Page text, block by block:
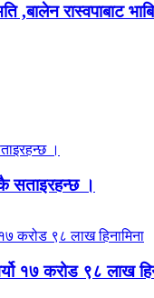
,बालेन रास्वपाबाट
सताइरहन्छ ।
१७ करोड ९८ लाख